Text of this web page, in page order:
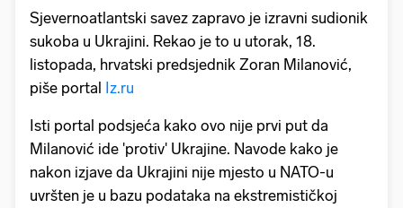
Sjevernoatlantski savez zapravo je izravni sudionik
sukoba u Ukrajini. Rekao je to u utorak, 18.
listopada, hrvatski predsjednik Zoran Milanović,
piše portal Iz.ru
Isti portal podsjeća kako ovo nije prvi put da
Milanović ide 'protiv' Ukrajine. Navode kako je
nakon izjave da Ukrajini nije mjesto u NATO-u
uvršten je u bazu podataka na ekstremističkoj